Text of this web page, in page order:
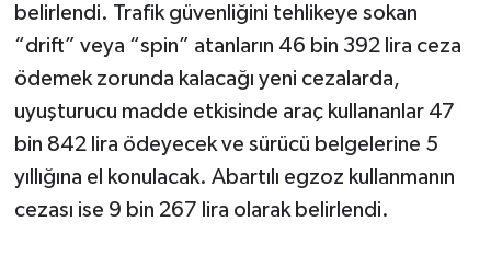
belirlendi. Trafik güvenliğini tehlikeye sokan
“drift” veya “spin” atanların 46 bin 392 lira ceza
ödemek zorunda kalacağı yeni cezalarda,
uyuşturucu madde etkisinde araç kullananlar 47
bin 842 lira ödeyecek ve sürücü belgelerine 5
yıllığına el konulacak. Abartılı egzoz kullanmanın
cezası ise 9 bin 267 lira olarak belirlendi.